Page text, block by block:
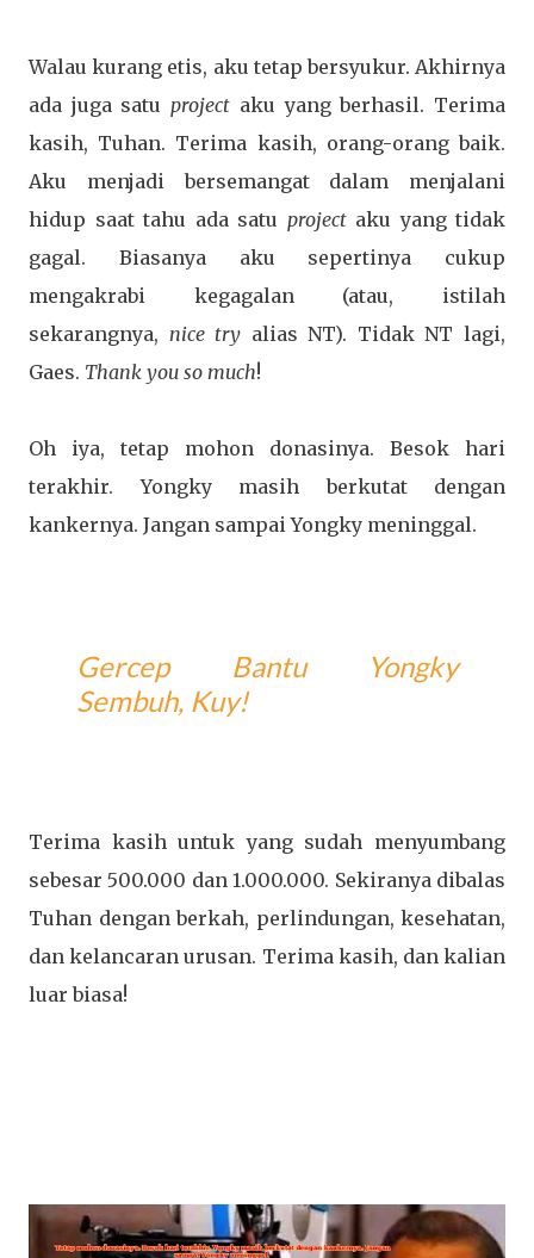
Walau kurang etis, aku tetap bersyukur. Akhirnya
ada juga satu project aku yang berhasil. Terima
kasih, Tuhan. Terima kasih, orang-orang baik.
Aku menjadi bersemangat dalam menjalani
hidup saat tahu ada satu projectaku yang tidak
gagal. Biasanya aku sepertinya cukup
mengakrabi kegagalan (atau, istilah
sekarangnya, nice try alias NT). Tidak NT lagi,
Gaes. Thank you so much!
Oh iya, tetap mohon donasinya. Besok hari
terakhir. Yongky masih berkutat dengan
kankernya. Jangan sampai Yongky meninggal.
Gercep Bantu Yongky
Sembuh, Kuy!
Terima kasih untuk yang sudah menyumbang
sebesar 500.000 dan 1.000.000. Sekiranya dibalas
Tuhan dengan berkah, perlindungan, kesehatan,
dan kelancaran urusan. Terima kasih, dan kalian
luar biasa!